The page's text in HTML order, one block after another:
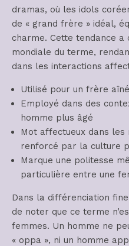
dramas, où les idols
de « grand frère » idéal,
charme. Cette tendance a
mondiale du terme,
dans les interactions
Utilisé pour un frère
Employé dans des
homme plus âgé
Mot affectueux dans les
renforcé par la culture
Marque une politesse
particulière entre une
Dans la différenciation
de noter que ce terme
femmes. Un homme ne
« oppa », ni un homme